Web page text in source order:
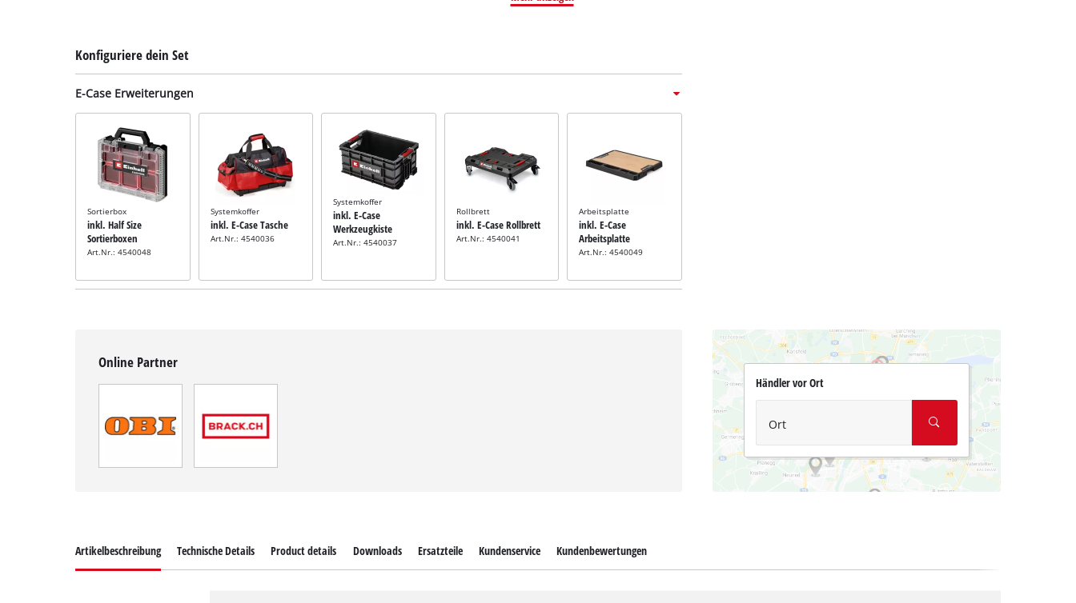
Konfiguriere dein Set
E-Case Erweiterungen
Sortierbox
inkl. Half Size
Sortierboxen
Art.Nr.: 4540048
Systemkoffer
inkl. E-Case Tasche
Art.Nr.: 4540036
Systemkoffer
inkl. E-Case
Werkzeugkiste
Art.Nr.: 4540037
Rollbrett
inkl. E-Case Rollbrett
Art.Nr.: 4540041
Arbeitsplatte
inkl. E-Case
Arbeitsplatte
Art.Nr.: 4540049
Online Partner
Händler vor Ort
Ort
Artikelbeschreibung Technische Details Product details Downloads Ersatzteile Kundenservice Kundenbewertungen